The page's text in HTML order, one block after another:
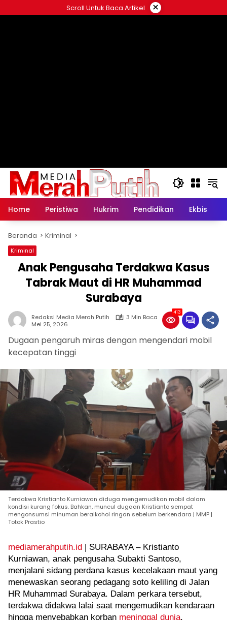
ke
Scroll Untuk Baca Artikel ×
Home Peristiwa Hukrim Pendidikan Ekbis
Beranda Kriminal
Kriminal
Anak Pengusaha Terdakwa Kasus
Tabrak Maut di HR Muhammad
Surabaya
Redaksi Media Merah Putih
3 Min Baca
Mei 25, 2026
413
Dugaan pengaruh miras dengan mengendari mobil
kecepatan tinggi
Terdakwa Kristianto Kurniawan diduga mengemudikan mobil dalam
kondisi kurang fokus. Bahkan, muncul dugaan Kristianto sempat
mengonsumsi minuman beralkohol ringan sebelum berkendara | MMP |
Totok Prastio
mediamerahputih.id
| SURABAYA – Kristianto
Kurniawan, anak pengusaha Subakti Santoso,
menjalani sidang perdana kasus kecelakaan maut yang
menewaskan seorang pedagang soto keliling di Jalan
HR Muhammad Surabaya. Dalam perkara tersebut,
terdakwa didakwa lalai saat mengemudikan kendaraan
hingga menyebabkan korban meninggal dunia.